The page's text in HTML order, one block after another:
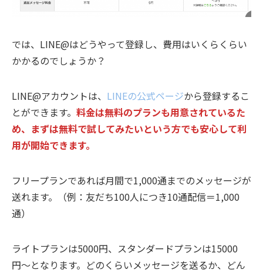
では、LINE@はどうやって登録し、費用はいくらくらい
かかるのでしょうか？
LINE@アカウントは、 LINEの公式ページから登録するこ
とができます。 料金は無料のプランも用意されているた
め、まずは無料で試してみたいという方でも安心して利
用が開始できます。
フリープランであれば月間で1,000通までのメッセージが
送れます。（例：友だち100人につき10通配信＝1,000
通）
ライトプランは5000円、スタンダードプランは15000
円〜となります。どのくらいメッセージを送るか、どん